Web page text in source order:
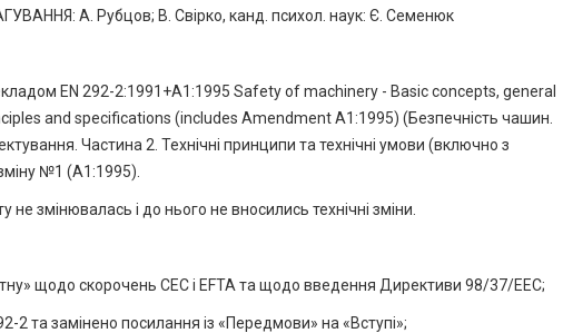
А. Рубцов; В. Свірко, канд. психол. наук: Є. Семенюк
EN 292-2:1991+А1:1995 Safety of machinery - Basic concepts, general
and specifications (includes Amendment A1:1995) (Безпечність чашин.
Частина 2. Технічні принципи та технічні умови (включно з
№1 (А1:1995).
змінювалась і до нього не вносились технічні зміни.
щодо скорочень СЕС і EFTA та щодо введення Директиви 98/37/EEC;
2 та замінено посилання із «Передмови» на «Вступі»;